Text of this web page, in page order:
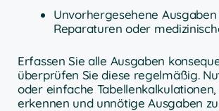
Unvorhergesehene
Reparaturen oder
Erfassen Sie alle Ausgaben
überprüfen Sie diese regelmäßig.
oder einfache
erkennen und unnötige Ausgaben